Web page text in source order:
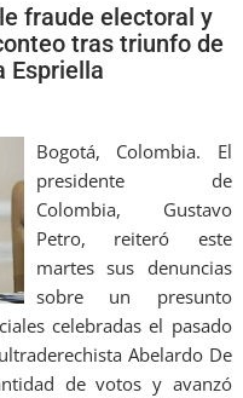
fraude electoral y
tras triunfo de
Espriella
Bogotá, Colombia. El
presidente de
Colombia, Gustavo
Petro, reiteró este
martes sus denuncias
sobre un presunto
celebradas el pasado
Abelardo De
de votos y avanzó